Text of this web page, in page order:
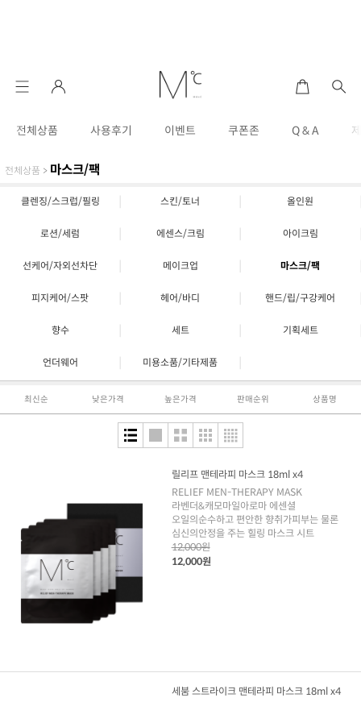
전체상품 사용후기 이벤트 쿠폰존 Q & A
전체상품 > 마스크/팩
클렌징/스크럽/필링 스킨/토너 올인원
로션/세럼 에센스/크림 아이크림
선케어/자외선차단 메이크업 마스크/팩
피지케어/스팟 헤어/바디 핸드/립/구강케어
향수 세트 기획세트
언더웨어 미용소품/기타제품
최신순 낮은가격 높은가격 판매순위 상품명
릴리프 맨테라피 마스크 18ml x4
RELIEF MEN-THERAPY MASK
라벤더&캐모마일아로마 에센셜
오일의순수하고 편안한 향취가피부는 물론
심신의안정을 주는 힐링 마스크 시트
12,000원
12,000원
세붐 스트라이크 맨테라피 마스크 18ml x4